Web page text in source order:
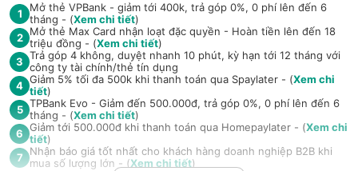
1
Mở thẻ VPBank - giảm tới 400k, trả góp 0%, 0 phí lên đến 6
tháng - (Xem chi tiết)
2 Mở thẻ Max Card nhận loạt đặc quyền - Hoàn tiền lên đến 18
triệu đồng - (Xem chi tiết)
3 Trả góp 4 không, duyệt nhanh 10 phút, kỳ hạn tới 12 tháng với
công ty tài chính/thẻ tín dụng
4 Giảm 5% tối đa 500k khi thanh toán qua Spaylater - (Xem chi
tiết)
5 TPBank Evo - Giảm đến 500.000đ, trả góp 0%, 0 phí lên đến 6
tháng - (Xem chi tiết)
6 Giảm tới 500.000đ khi thanh toán qua Homepaylater - (Xem chi
tiết)
7
Nhận báo giá tốt nhất cho khách hàng doanh nghiệp B2B khi
mua số lượng lớn - (Xem chi tiết)